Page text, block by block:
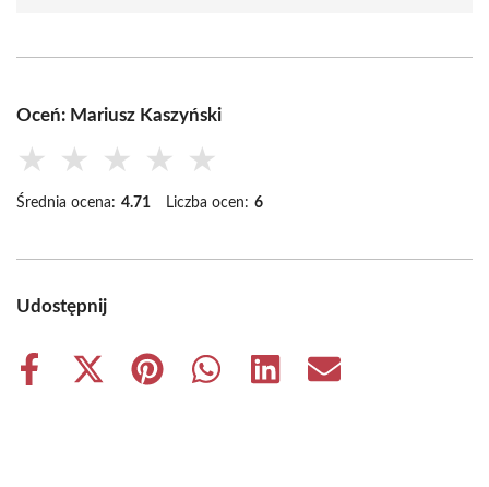
Oceń: Mariusz Kaszyński
★ ★ ★ ★ ★
Średnia ocena: 4.71 Liczba ocen: 6
Udostępnij
Share
Share
Share
Share
Share
Share